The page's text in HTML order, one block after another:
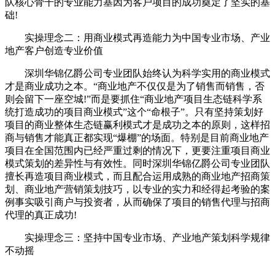
础!
实操理念二：用商业模式再造能力为中国专业市场、产业
地产客户创造专业价值
深圳华锦亿爵公司专业团队始终认为科学实用的商业模式
才是商业成功之本。“商业地产不仅仅是为了销售而销售，否
则会留下一座空城!”而是要抓住“商业地产项目生态链科学系
统打造成功的项目商业模式”这个“命根子”。只有坚持策划好
项目的商业整体生态链赢利模式才是成功之本的原则，这样招
商与销售才能真正都实现“爆棚”的场面。特别是目前商业地产
项目在全国范围内已经严重过剩的情况下，更要注重项目商业
模式策划的差异性与有效性。同时深圳华锦亿爵公司专业团队
擅长再造项目商业模式，而且配合运用成熟的商业地产招商策
划、商业地产营销策划技巧，以专业的实力和经得起考验的案
例事实吸引商户与投资者，从而确保了项目的销售代理与招商
代理的真正成功!
实操理念三：坚持中国专业市场、产业地产策划科学规律
不动摇